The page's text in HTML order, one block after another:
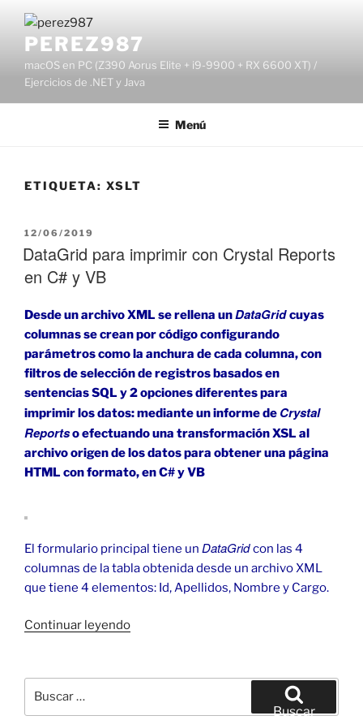
contenido
PEREZ987
macOS en PC (Z390 Aorus Elite + i9-9900 + RX 6600 XT) /
Ejercicios de .NET y Java
Menú
ETIQUETA: XSLT
PUBLICADO
EL
12/06/2019
DataGrid para imprimir con Crystal Reports
en C# y VB
Desde un archivo XML se rellena unDataGridcuyas
columnas se crean por código configurando
parámetros como la anchura de cada columna, con
filtros de selección de registros basados en
sentencias SQL y 2 opciones diferentes para
imprimir los datos: mediante un informe de Crystal
Reportso efectuando una transformación XSL al
archivo origen de los datos para obtener una página
HTML con formato, en C# y VB
El formulario principal tiene un DataGridcon las 4
columnas de la tabla obtenida desde un archivo XML
que tiene 4 elementos: Id, Apellidos, Nombre y Cargo.
Continuar leyendo«DataGrid
con
por:
Buscar